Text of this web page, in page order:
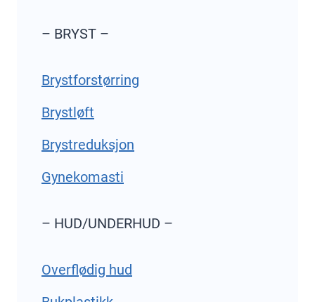
– BRYST –
Brystforstørring
Brystløft
Brystreduksjon
Gynekomasti
– HUD/UNDERHUD –
Overflødig hud